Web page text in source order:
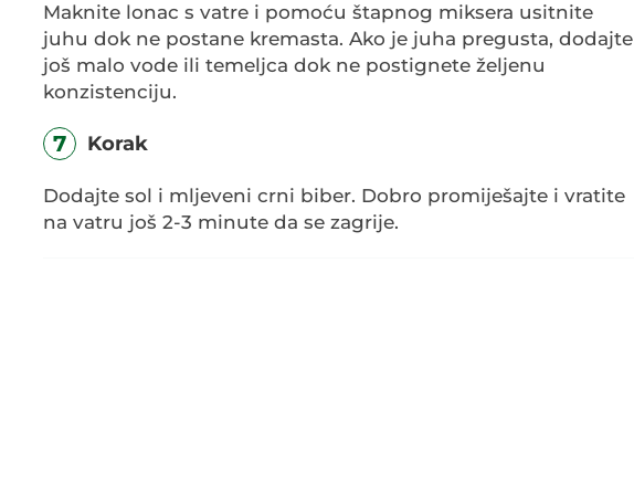
Maknite lonac s vatre i pomoću štapnog miksera usitnite
juhu dok ne postane kremasta. Ako je juha pregusta, dodajte
još malo vode ili temeljca dok ne postignete željenu
konzistenciju.
7 Korak
Dodajte sol i mljeveni crni biber. Dobro promiješajte i vratite
na vatru još 2-3 minute da se zagrije.